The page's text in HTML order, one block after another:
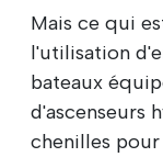
Mais ce qui
l'utilisation
bateaux
d'ascenseurs
chenilles